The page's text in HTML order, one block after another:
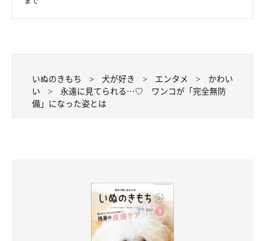
いぬのきもち 犬が好き エンタメ
かわい
い
永遠に見てられる…♡ ワンコが「完全無防
備」になった姿とは